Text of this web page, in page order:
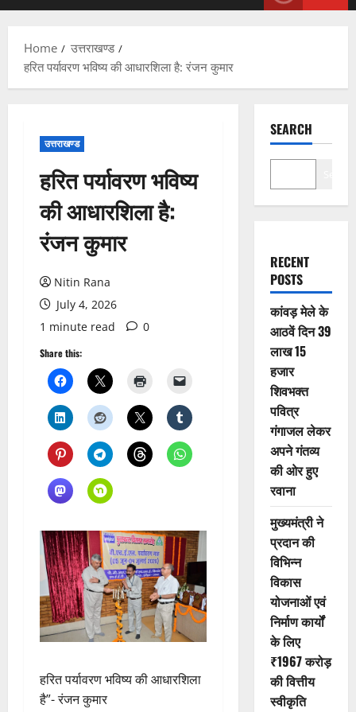
Home
उत्तराखण्ड
हरित पर्यावरण भविष्य की आधारशिला है: रंजन कुमार
उत्तराखण्ड
हरित पर्यावरण भविष्य
की आधारशिला है:
रंजन कुमार
Nitin Rana
July 4, 2026
1 minute read
0
Share this:
हरित पर्यावरण भविष्य की आधारशिला
है”- रंजन कुमार
SEARCH
RECENT
POSTS
कांवड़ मेले के
आठवें दिन 39
लाख 15
हजार
शिवभक्त
पवित्र
गंगाजल लेकर
अपने गंतव्य
की ओर हुए
रवाना
मुख्यमंत्री ने
प्रदान की
विभिन्न
विकास
योजनाओं एवं
निर्माण कार्यों
के लिए
₹1967 करोड़
की वित्तीय
स्वीकृति